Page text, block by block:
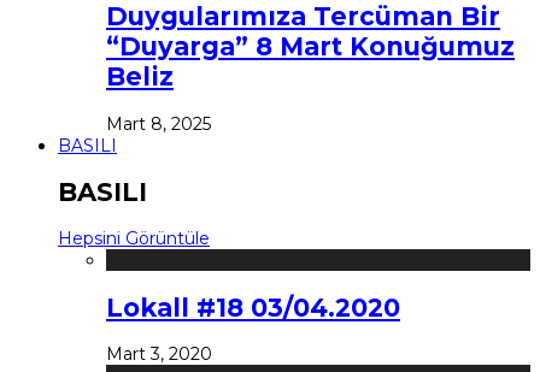
Duygularımıza Tercüman Bir
“Duyarga” 8 Mart Konuğumuz
Beliz
Mart 8, 2025
BASILI
BASILI
Hepsini Görüntüle
Lokall #18 03/04.2020
Mart 3, 2020